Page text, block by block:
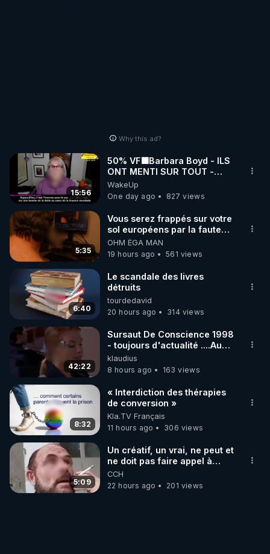
Why this ad?
15:56
50% VF🟩Barbara Boyd - ILS
ONT MENTI SUR TOUT -
Jocelyne Traduction
WakeUp
One day ago
827 views
5:35
Vous serez frappés sur votre
sol européens par la faute
des dirigeants qui s'en
mettent dans le nez
OHM ÉGA MAN
19 hours ago
561 views
6:40
Le scandale des livres
détruits
tourdedavid
20 hours ago
314 views
42:22
Sursaut De Conscience 1998
- toujours d'actualité ....Au
Dela Du Réel
klaudius
8 hours ago
163 views
8:32
« Interdiction des thérapies
de conversion »
Kla.TV Français
11 hours ago
306 views
5:09
Un créatif, un vrai, ne peut et
ne doit pas faire appel à
l'intelligence artificielle
CCH
22 hours ago
201 views